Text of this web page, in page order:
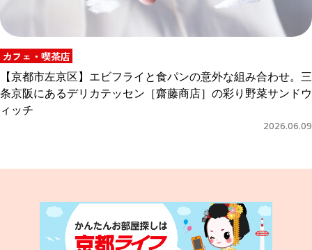
カフェ・喫茶店
【京都市左京区】エビフライと食パンの意外な組み合わせ。三
条京阪にあるデリカテッセン［齋藤商店］の彩り野菜サンドウ
ィッチ
2026.06.09